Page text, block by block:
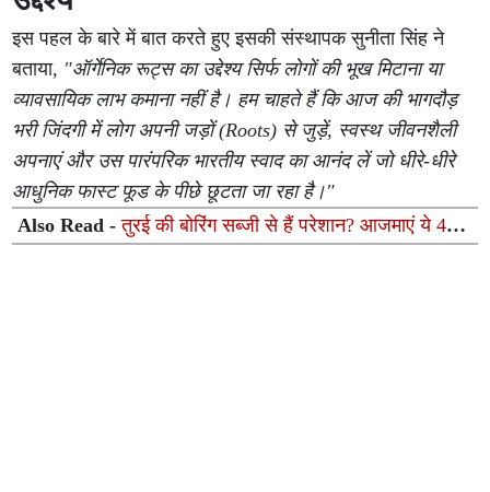
इस पहल के बारे में बात करते हुए इसकी संस्थापक सुनीता सिंह ने
बताया, "ऑर्गेनिक रूट्स का उद्देश्य सिर्फ लोगों की भूख मिटाना या
व्यावसायिक लाभ कमाना नहीं है। हम चाहते हैं कि आज की भागदौड़
भरी जिंदगी में लोग अपनी जड़ों (Roots) से जुड़ें, स्वस्थ जीवनशैली
अपनाएं और उस पारंपरिक भारतीय स्वाद का आनंद लें जो धीरे-धीरे
आधुनिक फास्ट फूड के पीछे छूटता जा रहा है।"
Also Read -तुरई की बोरिंग सब्जी से हैं परेशान? आजमाएं ये 4
लजीज रेसिपीज, उंगलियां चाटते रह जाएंगे बच्चे और बड़े